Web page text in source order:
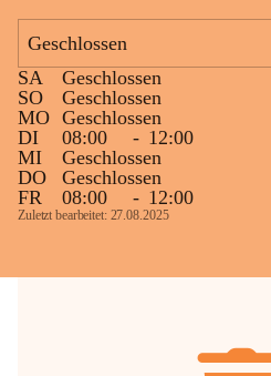
sein.
Die OMV Austria ist bemüht, für die
Bevölkerung ungewohnte, jedoch
technisch notwendige Betriebszustände so
kurz wie möglich zu halten.
Wir bitten daher die umliegende
Bevölkerung um Verständnis.
Geschlossen
SA
Geschlossen
SO
Geschlossen
MO Geschlossen
DI
08:00 - 12:00
MI
Geschlossen
DO
Geschlossen
FR
08:00 - 12:00
Zuletzt bearbeitet: 27.08.2025